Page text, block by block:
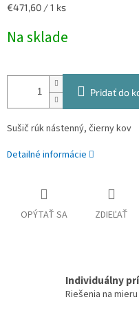
Jednotková
€471,60 / 1 ks
Na sklade
Pridať do
Sušič rúk nástenný, čierny kov
Detailné informácie
OPÝTAŤ SA ZDIEĽAŤ
Individuálny
Riešenia na